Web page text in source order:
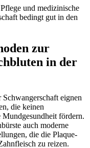
und medizinische
bedingt gut in den
zur
in der
eignen
die keinen
fördern.
auch moderne
die die Plaque-
zu reizen.